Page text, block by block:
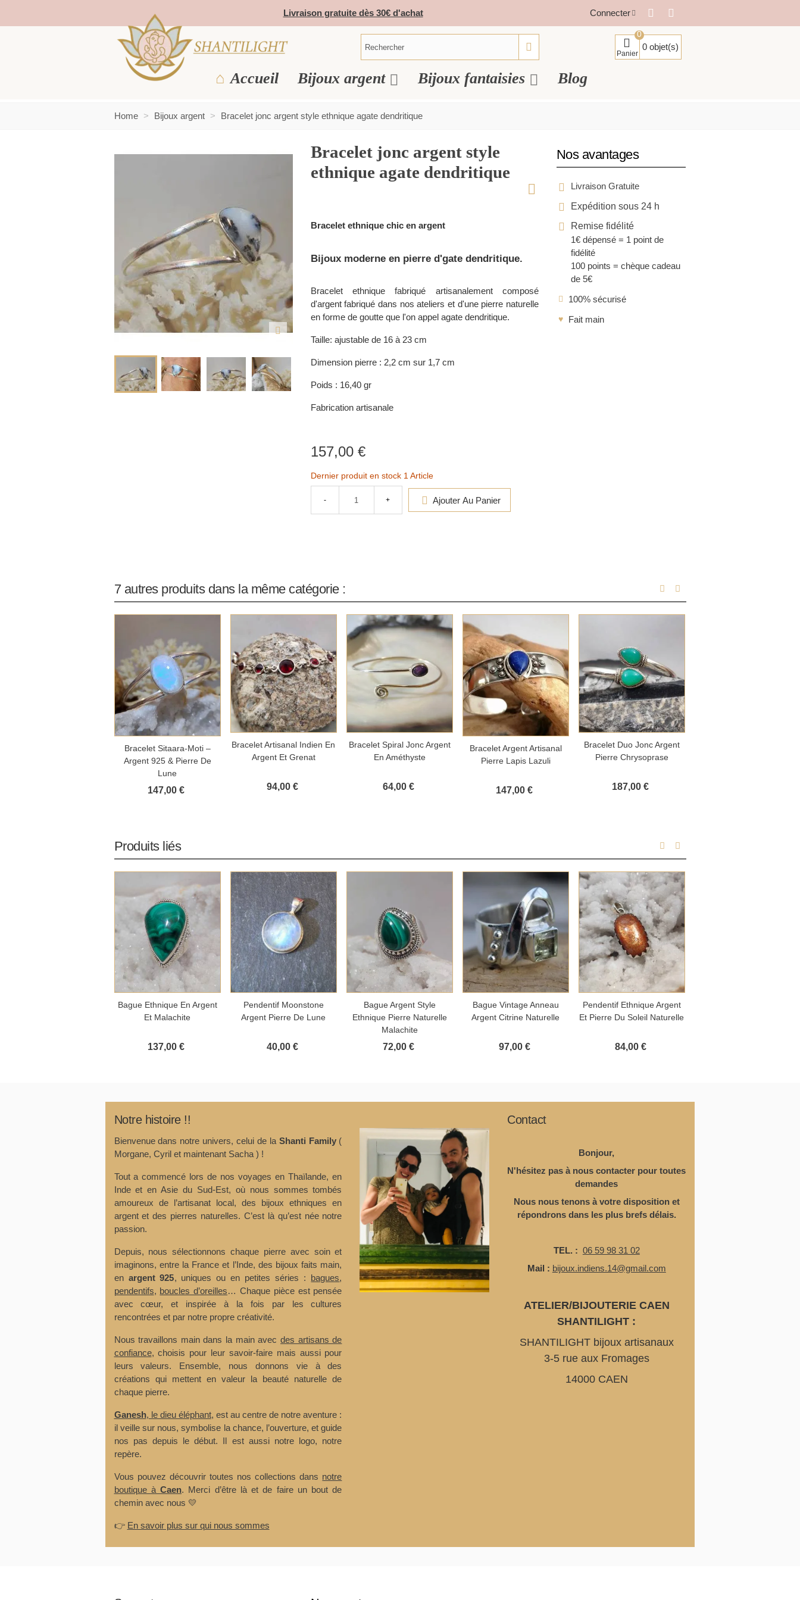
Livraison gratuite dès 30€ d'achat Connecter
Panier
0
0 objet(s)
Accueil Bijoux argent Bijoux fantaisies Blog
Home > Bijoux argent > Bracelet jonc argent style ethnique agate dendritique
Bracelet jonc argent style
ethnique agate dendritique
Bracelet ethnique chic en argent
Bijoux moderne en pierre d'gate dendritique.
Bracelet ethnique fabriqué artisanalement composé
d'argent fabriqué dans nos ateliers et d'une pierre naturelle
en forme de goutte que l'on appel agate dendritique.
Taille: ajustable de 16 à 23 cm
Dimension pierre : 2,2 cm sur 1,7 cm
Poids : 16,40 gr
Fabrication artisanale
157,00 €
Dernier produit en stock 1 Article
- + Ajouter Au Panier
Nos avantages
Livraison Gratuite
Expédition sous 24 h
Remise fidélité
1€ dépensé = 1 point de
fidélité
100 points = chèque cadeau
de 5€
100% sécurisé
Fait main
7 autres produits dans la même catégorie :
Ajouter au panier
Bracelet Sitaara-Moti –
Argent 925 & Pierre De
Lune
147,00 €
Ajouter au panier
Bracelet Artisanal Indien En
Argent Et Grenat
94,00 €
Ajouter au panier
Bracelet Spiral Jonc Argent
En Améthyste
64,00 €
Ajouter au panier
Bracelet Argent Artisanal
Pierre Lapis Lazuli
147,00 €
Ajouter au panier
Bracelet Duo Jonc Argent
Pierre Chrysoprase
187,00 €
Produits liés
Ajouter au panier
Bague Ethnique En Argent
Et Malachite
137,00 €
Ajouter au panier
Pendentif Moonstone
Argent Pierre De Lune
40,00 €
Ajouter au panier
Bague Argent Style
Ethnique Pierre Naturelle
Malachite
72,00 €
Ajouter au panier
Bague Vintage Anneau
Argent Citrine Naturelle
97,00 €
Ajouter au panier
Pendentif Ethnique Argent
Et Pierre Du Soleil Naturelle
84,00 €
Notre histoire !!
Bienvenue dans notre univers, celui de la Shanti Family (
Morgane, Cyril et maintenant Sacha ) !
Tout a commencé lors de nos voyages en Thaïlande, en
Inde et en Asie du Sud-Est, où nous sommes tombés
amoureux de l’artisanat local, des bijoux ethniques en
argent et des pierres naturelles. C’est là qu’est née notre
passion.
Depuis, nous sélectionnons chaque pierre avec soin et
imaginons, entre la France et l’Inde, des bijoux faits main,
en argent 925, uniques ou en petites séries : bagues,
pendentifs, boucles d’oreilles… Chaque pièce est pensée
avec cœur, et inspirée à la fois par les cultures
rencontrées et par notre propre créativité.
Nous travaillons main dans la main avecdes artisans de
confiance, choisis pour leur savoir-faire mais aussi pour
leurs valeurs. Ensemble, nous donnons vie à des
créations qui mettent en valeur la beauté naturelle de
chaque pierre.
Ganesh, le dieu éléphant, est au centre de notre aventure :
il veille sur nous, symbolise la chance, l’ouverture, et guide
nos pas depuis le début. Il est aussi notre logo, notre
repère.
Vous pouvez découvrir toutes nos collections dans notre
boutique àCaen. Merci d’être là et de faire un bout de
chemin avec nous 💛
👉 En savoir plus sur qui nous sommes
Contact
Bonjour,
N'hésitez pas à nous contacter pour toutes
demandes
Nous nous tenons à votre disposition et
répondrons dans les plus brefs délais.
TEL. : 06 59 98 31 02
Mail : bijoux.indiens.14@gmail.com
ATELIER/BIJOUTERIE CAEN
SHANTILIGHT :
SHANTILIGHT bijoux artisanaux
3-5 rue aux Fromages
14000 CAEN